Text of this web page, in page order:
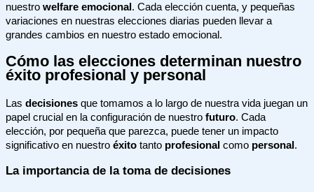
nuestro welfare emocional . Cada elección cuenta, y pequeñas
variaciones en nuestras elecciones diarias pueden llevar a
grandes cambios en nuestro estado emocional.
Cómo las elecciones determinan nuestro
éxito profesional y personal
Las decisiones que tomamos a lo largo de nuestra vida juegan un
papel crucial en la configuración de nuestro futuro. Cada
elección, por pequeña que parezca, puede tener un impacto
significativo en nuestro éxito tanto profesional como personal .
La importancia de la toma de decisiones